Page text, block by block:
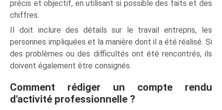
précis et objectif, en utilisant si possible des faits et des
chiffres.
Il doit inclure des détails sur le travail entrepris, les
personnes impliquées et la manière dont il a été réalisé. Si
des problèmes ou des difficultés ont été rencontrés, ils
doivent également être consignés.
Comment rédiger un compte rendu
d'activité professionnelle ?